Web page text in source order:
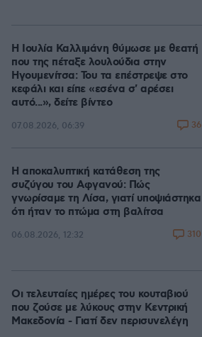
Η Ιουλία Καλλιμάνη θύμωσε με θεατή
που της πέταξε λουλούδια στην
Ηγουμενίτσα: Του τα επέστρεψε στο
κεφάλι και είπε «εσένα σ' αρέσει
αυτό...», δείτε βίντεο
07.08.2026, 06:39 36
Η αποκαλυπτική κατάθεση της
συζύγου του Αφγανού: Πώς
γνωρίσαμε τη Λίσα, γιατί υποψιάστηκα
ότι ήταν το πτώμα στη βαλίτσα
06.08.2026, 12:32 310
Οι τελευταίες ημέρες του κουταβιού
που ζούσε με λύκους στην Κεντρική
Μακεδονία - Γιατί δεν περισυνελέγη